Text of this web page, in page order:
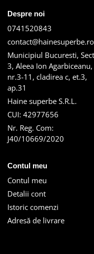
Despre noi
0741520843
contact@hainesuperbe.ro
Municipiul Bucuresti,
3, Aleea Ion Agarbiceanu,
nr.3-11, cladirea c, et.3,
ap.31
Haine superbe S.R.L.
CUI: 42977656
Nr. Reg. Com:
J40/10669/2020
Contul meu
Contul meu
Detalii cont
Istoric comenzi
Adresă de livrare